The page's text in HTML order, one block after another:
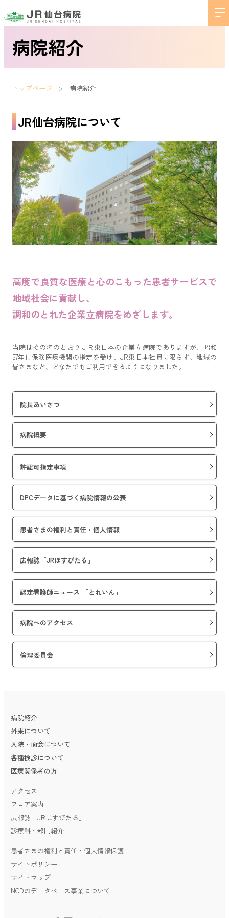
病院紹介
トップページ 病院紹介
JR仙台病院について
高度で良質な医療と心のこもった患者サービスで
地域社会に貢献し、
調和のとれた企業立病院をめざします。
当院はその名のとおりＪＲ東日本の企業立病院でありますが、昭和
57年に保険医療機関の指定を受け、JR東日本社員に限らず、地域の
皆さまなど、どなたでもご利用できるようになりました。
院長あいさつ
病院概要
許認可指定事項
DPCデータに基づく病院情報の公表
患者さまの権利と責任・個人情報
広報誌「JRほすぴたる」
認定看護師ニュース 「とれいん」
病院へのアクセス
倫理委員会
病院紹介
外来について
入院・面会について
各種検診について
医療関係者の方
アクセス
フロア案内
広報誌「JRほすぴたる」
診療科・部門紹介
患者さまの権利と責任・個人情報保護
サイトポリシー
サイトマップ
NCDのデータベース事業について